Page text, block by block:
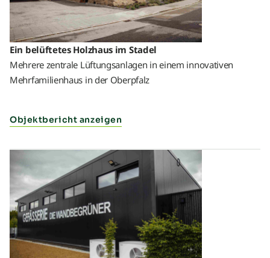
Ein belüftetes Holzhaus im Stadel
Mehrere zentrale Lüftungsanlagen in einem innovativen
Mehrfamilienhaus in der Oberpfalz
Objektbericht anzeigen